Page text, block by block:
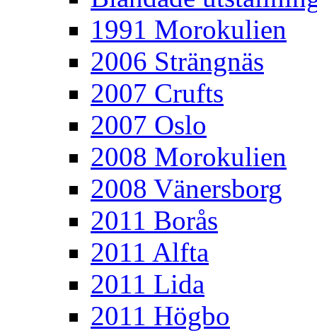
1991 Morokulien
2006 Strängnäs
2007 Crufts
2007 Oslo
2008 Morokulien
2008 Vänersborg
2011 Borås
2011 Alfta
2011 Lida
2011 Högbo